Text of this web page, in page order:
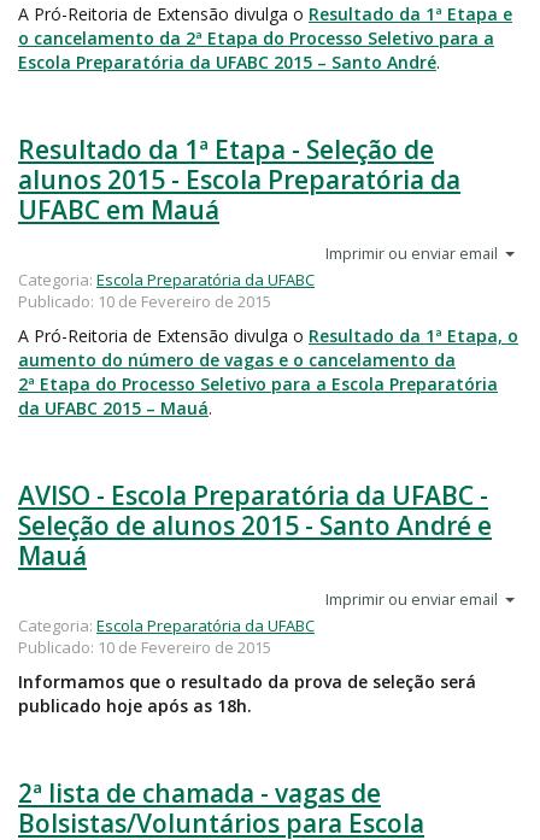
A Pró-Reitoria de Extensão divulga o Resultado da 1ª Etapa e
o cancelamento da 2ª Etapa do Processo Seletivo para a
Escola Preparatória da UFABC 2015 – Santo André.
Resultado da 1ª Etapa - Seleção de
alunos 2015 - Escola Preparatória da
UFABC em Mauá
Imprimir ou enviar email
Categoria: Escola Preparatória da UFABC
Publicado: 10 de Fevereiro de 2015
A Pró-Reitoria de Extensão divulga o Resultado da 1ª Etapa, o
aumento do número de vagas e o cancelamento da
2ª Etapa do Processo Seletivo para a Escola Preparatória
da UFABC 2015 – Mauá.
AVISO - Escola Preparatória da UFABC -
Seleção de alunos 2015 - Santo André e
Mauá
Imprimir ou enviar email
Categoria: Escola Preparatória da UFABC
Publicado: 10 de Fevereiro de 2015
Informamos que o resultado da prova de seleção será
publicado hoje após as 18h.
2ª lista de chamada - vagas de
Bolsistas/Voluntários para Escola